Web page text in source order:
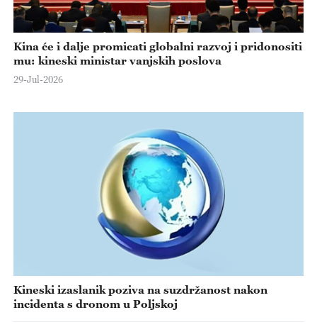
Kina će i dalje promicati globalni razvoj i pridonositi
mu: kineski ministar vanjskih poslova
29-Jul-2026
Kineski izaslanik poziva na suzdržanost nakon
incidenta s dronom u Poljskoj